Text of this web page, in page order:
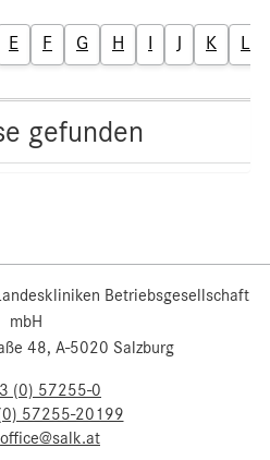
E F G H I J K L
gefunden
Betriebsgesellschaft
mbH
48, A-5020 Salzburg
(0) 57255-0
57255-20199
office@salk.at